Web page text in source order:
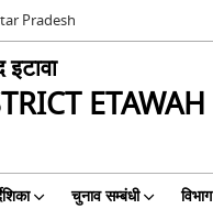
Pradesh
ETAWAH
चुनाव सम्बंधी विभाग